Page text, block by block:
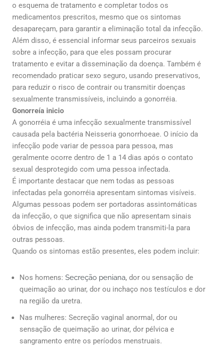
o esquema de tratamento e completar todos os
medicamentos prescritos, mesmo que os sintomas
desapareçam, para garantir a eliminação total da infecção.
Além disso, é essencial informar seus parceiros sexuais
sobre a infecção, para que eles possam procurar
tratamento e evitar a disseminação da doença. Também é
recomendado praticar sexo seguro, usando preservativos,
para reduzir o risco de contrair ou transmitir doenças
sexualmente transmissíveis, incluindo a gonorréia.
Gonorreía inicio
A gonorréia é uma infecção sexualmente transmissível
causada pela bactéria Neisseria gonorrhoeae. O início da
infecção pode variar de pessoa para pessoa, mas
geralmente ocorre dentro de 1 a 14 dias após o contato
sexual desprotegido com uma pessoa infectada.
É importante destacar que nem todas as pessoas
infectadas pela gonorréia apresentam sintomas visíveis.
Algumas pessoas podem ser portadoras assintomáticas
da infecção, o que significa que não apresentam sinais
óbvios de infecção, mas ainda podem transmiti-la para
outras pessoas.
Quando os sintomas estão presentes, eles podem incluir:
Nos homens: Secreção peniana, dor ou sensação de
queimação ao urinar, dor ou inchaço nos testículos e dor
na região da uretra.
Nas mulheres: Secreção vaginal anormal, dor ou
sensação de queimação ao urinar, dor pélvica e
sangramento entre os períodos menstruais.